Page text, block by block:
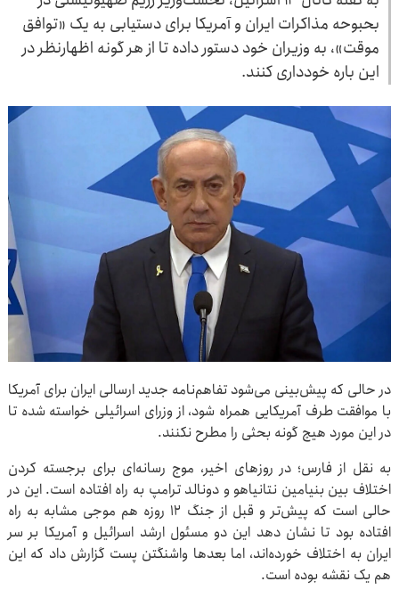
بحبوحه مذاکرات ایران و آمریکا برای دستیابی به یک «توافق
موقت»، به وزیران خود دستور داده تا از هر گونه اظهارنظر در
این باره خودداری کنند.
در حالی که پیش‌بینی می‌شود تفاهم‌نامه جدید ارسالی ایران برای آمریکا
با موافقت طرف آمریکایی همراه شود، از وزرای اسرائیلی خواسته شده تا
در این مورد هیچ گونه بحثی را مطرح نکنند.
به نقل از فارس؛ در روزهای اخیر، موج رسانه‌ای برای برجسته کردن
اختلاف بین بنیامین نتانیاهو و دونالد ترامپ به راه افتاده است. این در
حالی است که پیش‌تر و قبل از جنگ ۱۲ روزه هم موجی مشابه به راه
افتاده بود تا نشان دهد این دو مسئول ارشد اسرائیل و آمریکا بر سر
ایران به اختلاف خورده‌اند، اما بعدها واشنگتن پست گزارش داد که این
هم یک نقشه بوده است.